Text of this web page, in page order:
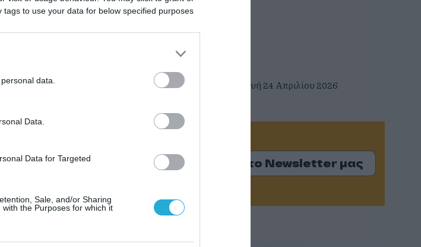
to use your data for below specified purposes
data.
Data.
Data for Targeted
Sale, and/or Sharing
the Purposes for which it
Παρασκευή 15 Μαΐου 2026
Παρασκευή 24 Απριλίου 2026
Εγγραφείτε στο Newsletter μας